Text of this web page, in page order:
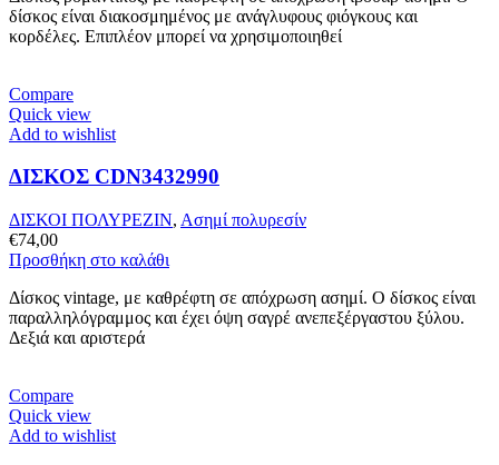
δίσκος είναι διακοσμημένος με ανάγλυφους φιόγκους και
κορδέλες. Επιπλέον μπορεί να χρησιμοποιηθεί
Compare
Quick view
Add to wishlist
ΔΙΣΚΟΣ CDN3432990
ΔΙΣΚΟΙ ΠΟΛΥΡΕΖΙΝ, Ασημί πολυρεσίν
€74,00
Προσθήκη στο καλάθι
Δίσκος vintage, με καθρέφτη σε απόχρωση ασημί. Ο δίσκος είναι
παραλληλόγραμμος και έχει όψη σαγρέ ανεπεξέργαστου ξύλου.
Δεξιά και αριστερά
Compare
Quick view
Add to wishlist